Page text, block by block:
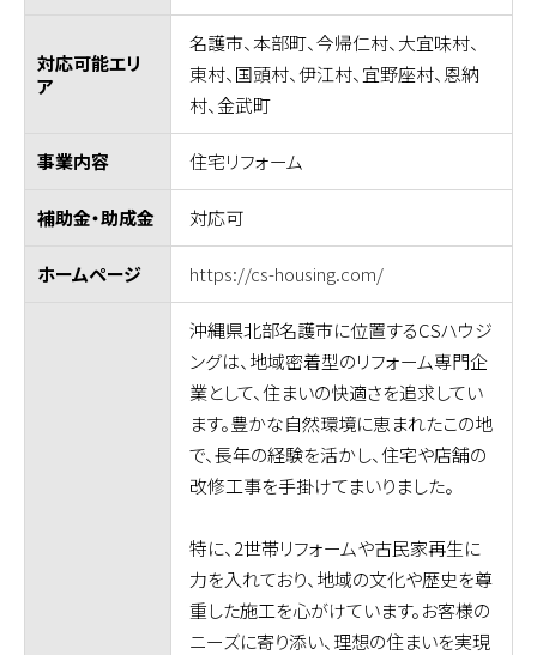
対応可能エリ
ア
名護市、本部町、今帰仁村、大宜味村、
東村、国頭村、伊江村、宜野座村、恩納
村、金武町
事業内容 住宅リフォーム
補助金・助成金 対応可
ホームページ https://cs-housing.com/
沖縄県北部名護市に位置するCSハウジ
ングは、地域密着型のリフォーム専門企
業として、住まいの快適さを追求してい
ます。豊かな自然環境に恵まれたこの地
で、長年の経験を活かし、住宅や店舗の
改修工事を手掛けてまいりました。
特に、2世帯リフォームや古民家再生に
力を入れており、地域の文化や歴史を尊
重した施工を心がけています。お客様の
ニーズに寄り添い、理想の住まいを実現